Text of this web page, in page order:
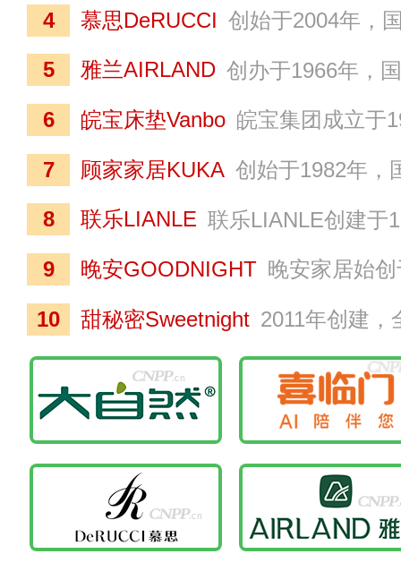
4 慕思DeRUCCI 创始于2004年，国内规模较大的寝具产品生产商，致力于提供符合时代需求的健康睡眠解决方案，其床垫、床架、家具等产品被广泛应用于家庭住户
5 雅兰AIRLAND 创办于1966年，国内颇具影响力的床垫品牌，是集家居用品、地产开发、酒店经营于一身的大型集团公司，旗下拥有雅兰床垫、雅兰云、雅兰
6 皖宝床垫Vanbo 皖宝集团成立于1985年，专注于床垫、家具、聚氨酯海绵、广告等多元领域发展的家居产品现代化制造企业，自主
7 顾家家居KUKA 创始于1982年，国内家居整装定制行业知名品牌，专注于客餐厅、卧室及全屋定制家居产品研发、生产和销售的全产业链型企业（股票代码
8 联乐LIANLE 联乐LIANLE创建于1985年，国内知名软体家具生产商，专注于高端软体家具的研发、制造和销售，产品线涵盖床垫、软床、沙发、实木家具等系列，推出了新型人体工学床垫、
9 晚安GOODNIGHT 晚安家居始创于1986年，是一家集研发、生产、销售于一体的大型连锁经营家居企业，下辖晚安家居、晚安家纺、晚安
10 甜秘密Sweetnight 2011年创建，全球颇具人气的寝具设计及制造商，是一家融合环保、时尚理念的睡眠品牌。甜秘密致力于通过创新驱动睡眠产业的变革